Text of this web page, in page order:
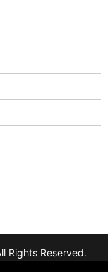
Rights Reserved.